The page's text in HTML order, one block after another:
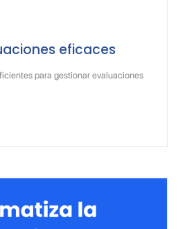
eficaces
para gestionar evaluaciones